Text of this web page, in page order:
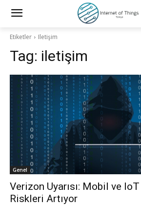
Etiketler Iletişim
Tag: iletişim
Genel
Verizon Uyarısı: Mobil ve
Riskleri Artıyor